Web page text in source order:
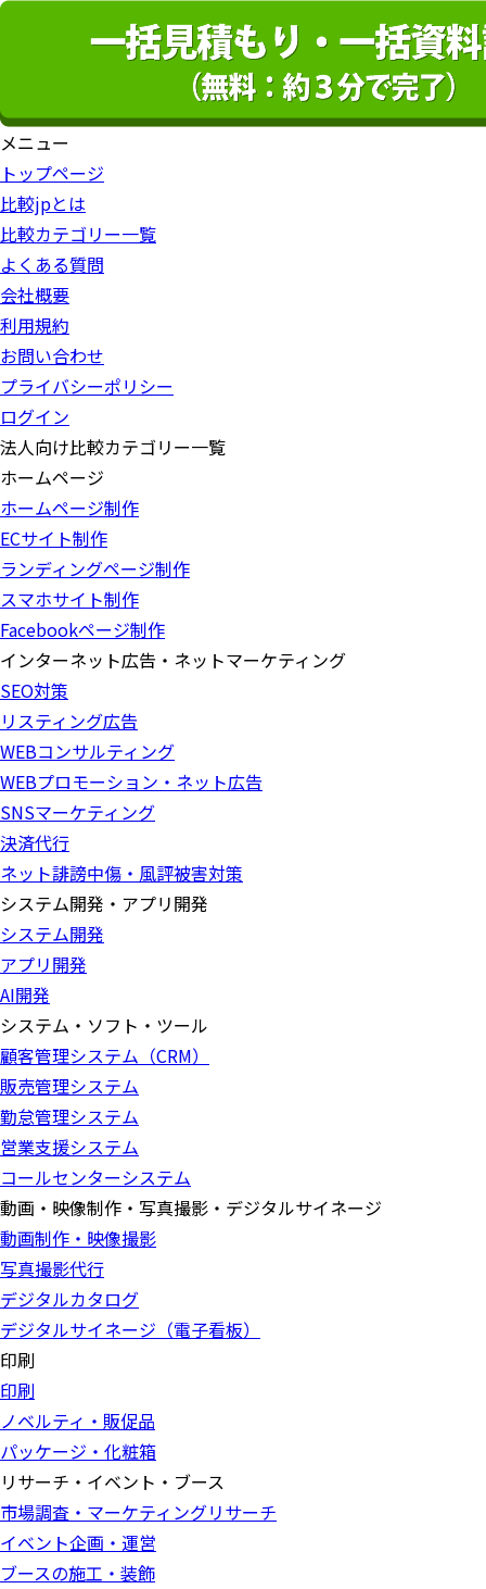
メニュー
トップページ
比較jpとは
比較カテゴリー一覧
よくある質問
会社概要
利用規約
お問い合わせ
プライバシーポリシー
ログイン
法人向け比較カテゴリー一覧
ホームページ
ホームページ制作
ECサイト制作
ランディングページ制作
スマホサイト制作
Facebookページ制作
インターネット広告・ネットマーケティング
SEO対策
リスティング広告
WEBコンサルティング
WEBプロモーション・ネット広告
SNSマーケティング
決済代行
ネット誹謗中傷・風評被害対策
システム開発・アプリ開発
システム開発
アプリ開発
AI開発
システム・ソフト・ツール
顧客管理システム（CRM）
販売管理システム
勤怠管理システム
営業支援システム
コールセンターシステム
動画・映像制作・写真撮影・デジタルサイネージ
動画制作・映像撮影
写真撮影代行
デジタルカタログ
デジタルサイネージ（電子看板）
印刷
印刷
ノベルティ・販促品
パッケージ・化粧箱
リサーチ・イベント・ブース
市場調査・マーケティングリサーチ
イベント企画・運営
ブースの施工・装飾